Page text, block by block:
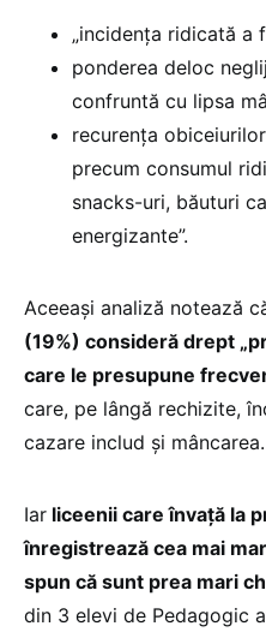
„incidența ridicată a
ponderea deloc
confruntă cu lipsa
recurența
precum consumul
snacks-uri, băuturi
energizante”.
Aceeași analiză notează
(19%) consideră drept
care le presupune
care, pe lângă rechizite,
cazare includ și mâncarea.
Iar liceenii care învață la
înregistrează cea mai
spun că sunt prea mari
din 3 elevi de Pedagogic